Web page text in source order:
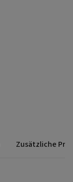
Zusätzliche